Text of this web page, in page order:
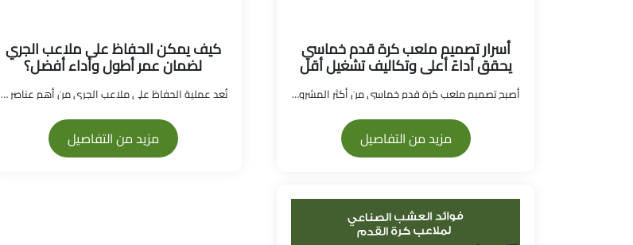
أسرار تصميم ملعب كرة قدم خماسي
يحقق أداءً أعلى وتكاليف تشغيل أقل
أصبح تصميم ملعب كرة قدم خماسي من أكثر المشروعات ال...
مزيد من التفاصيل
كيف يمكن الحفاظ على ملاعب الجري
لضمان عمر أطول وأداء أفضل؟
تُعد عملية الحفاظ على ملاعب الجري من أهم عناصر إدا...
مزيد من التفاصيل